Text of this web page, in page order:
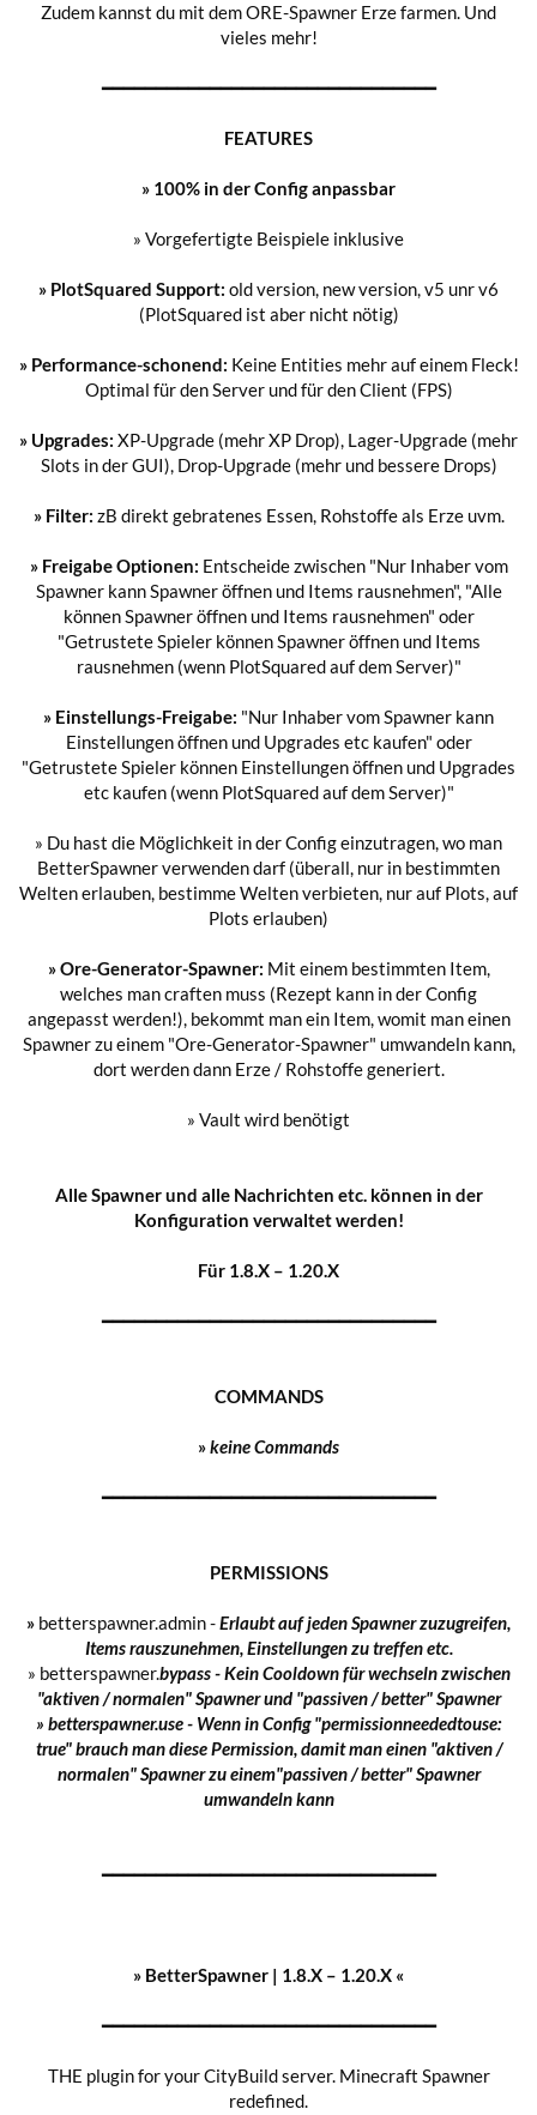
Zudem kannst du mit dem ORE-Spawner Erze farmen. Und
vieles mehr!
━━━━━━━━━━━━━━━━━━━━━━━━━━━━━━━
FEATURES
» 100% in der Config anpassbar
» Vorgefertigte Beispiele inklusive
» PlotSquared Support: old version, new version, v5 unr v6
(PlotSquared ist aber nicht nötig)
» Performance-schonend: Keine Entities mehr auf einem Fleck!
Optimal für den Server und für den Client (FPS)
» Upgrades: XP-Upgrade (mehr XP Drop), Lager-Upgrade (mehr
Slots in der GUI), Drop-Upgrade (mehr und bessere Drops)
» Filter: zB direkt gebratenes Essen, Rohstoffe als Erze uvm.
» Freigabe Optionen: Entscheide zwischen "Nur Inhaber vom
Spawner kann Spawner öffnen und Items rausnehmen", "Alle
können Spawner öffnen und Items rausnehmen" oder
"Getrustete Spieler können Spawner öffnen und Items
rausnehmen (wenn PlotSquared auf dem Server)"
» Einstellungs-Freigabe: "Nur Inhaber vom Spawner kann
Einstellungen öffnen und Upgrades etc kaufen" oder
"Getrustete Spieler können Einstellungen öffnen und Upgrades
etc kaufen (wenn PlotSquared auf dem Server)"
» Du hast die Möglichkeit in der Config einzutragen, wo man
BetterSpawner verwenden darf (überall, nur in bestimmten
Welten erlauben, bestimme Welten verbieten, nur auf Plots, auf
Plots erlauben)
» Ore-Generator-Spawner: Mit einem bestimmten Item,
welches man craften muss (Rezept kann in der Config
angepasst werden!), bekommt man ein Item, womit man einen
Spawner zu einem "Ore-Generator-Spawner" umwandeln kann,
dort werden dann Erze / Rohstoffe generiert.
» Vault wird benötigt
Alle Spawner und alle Nachrichten etc. können in der
Konfiguration verwaltet werden!
Für 1.8.X – 1.20.X
━━━━━━━━━━━━━━━━━━━━━━━━━━━━━━━
COMMANDS
»keine Commands
━━━━━━━━━━━━━━━━━━━━━━━━━━━━━━━
PERMISSIONS
» betterspawner.admin -Erlaubt auf jeden Spawner zuzugreifen,
Items rauszunehmen, Einstellungen zu treffen etc.
» betterspawner.bypass -Kein Cooldown für wechseln zwischen
"aktiven / normalen" Spawner und "passiven / better" Spawner
» betterspawner.use - Wenn in Config "permissionneededtouse:
true" brauch man diese Permission, damit man einen "aktiven /
normalen" Spawner zu einem"passiven / better" Spawner
umwandeln kann
━━━━━━━━━━━━━━━━━━━━━━━━━━━━━━━​
» BetterSpawner | 1.8.X – 1.20.X «
━━━━━━━━━━━━━━━━━━━━━━━━━━━━━━━
THE plugin for your CityBuild server. Minecraft Spawner
redefined.